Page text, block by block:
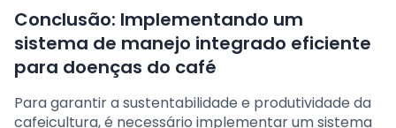
Conclusão: Implementando um
sistema de manejo integrado eficiente
para doenças do café
Para garantir a sustentabilidade e produtividade da
cafeicultura, é necessário implementar um sistema